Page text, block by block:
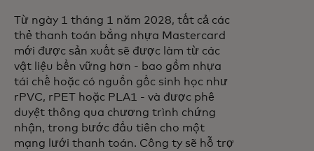
Từ ngày 1 tháng 1 năm 2028, tất cả các
thẻ thanh toán bằng nhựa Mastercard
mới được sản xuất sẽ được làm từ các
vật liệu bền vững hơn - bao gồm nhựa
tái chế hoặc có nguồn gốc sinh học như
rPVC, rPET hoặc PLA1 - và được phê
duyệt thông qua chương trình chứng
nhận, trong bước đầu tiên cho một
mạng lưới thanh toán. Công ty sẽ hỗ trợ